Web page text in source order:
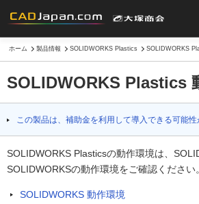
ホーム 製品情報 SOLIDWORKS Plastics SOLIDWORKS
SOLIDWORKS Plastics
この製品は、補助金を利用して導入できる可能性
SOLIDWORKS Plasticsの動作環境は、
SOLIDWORKSの動作環境をご確認ください。
SOLIDWORKS 動作環境